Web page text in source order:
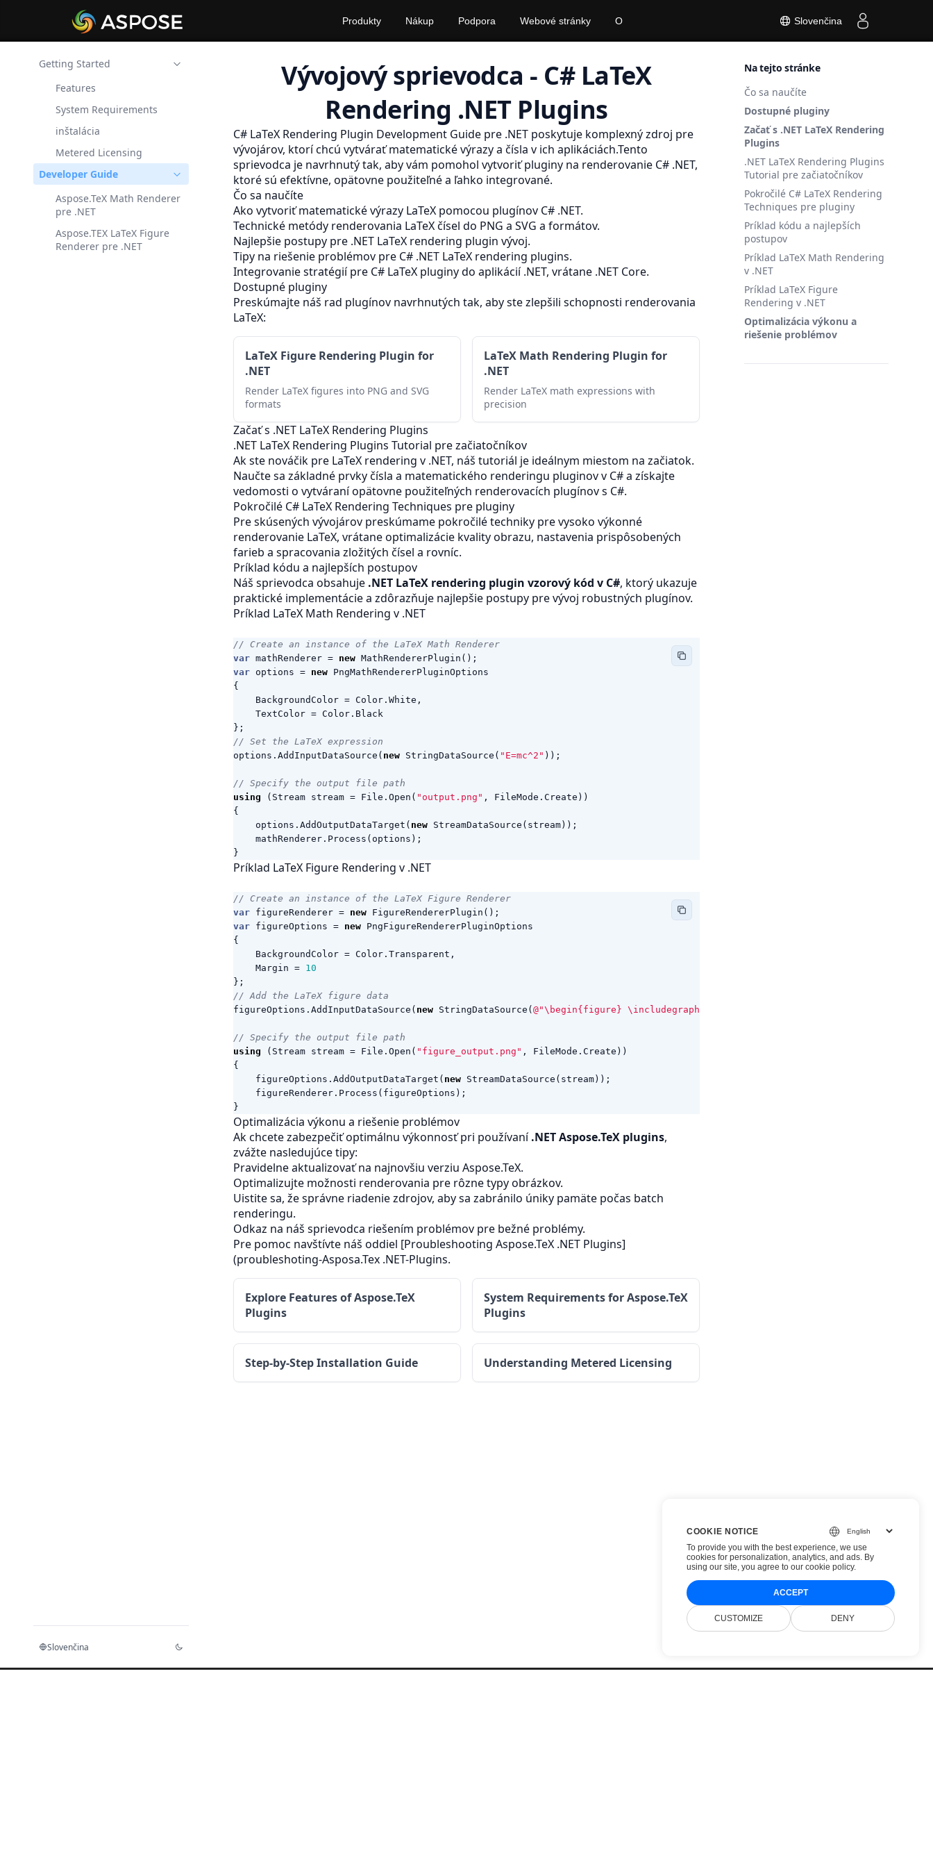
Slovenčina
Produkty Nákup Podpora Webové stránky O
Getting Started
Features
System Requirements
inštalácia
Metered Licensing
Developer Guide
Aspose.TeX Math Renderer
pre .NET
Aspose.TEX LaTeX Figure
Renderer pre .NET
Slovenčina
Na tejto stránke
Čo sa naučíte
Dostupné pluginy
Začať s .NET LaTeX Rendering
Plugins
.NET LaTeX Rendering Plugins
Tutorial pre začiatočníkov
Pokročilé C# LaTeX Rendering
Techniques pre pluginy
Príklad kódu a najlepších
postupov
Príklad LaTeX Math Rendering
v .NET
Príklad LaTeX Figure
Rendering v .NET
Optimalizácia výkonu a
riešenie problémov
Vývojový sprievodca - C# LaTeX
Rendering .NET Plugins
C# LaTeX Rendering Plugin Development Guide pre .NET poskytuje komplexný zdroj pre
vývojárov, ktorí chcú vytvárať matematické výrazy a čísla v ich aplikáciách.Tento
sprievodca je navrhnutý tak, aby vám pomohol vytvoriť pluginy na renderovanie C# .NET,
ktoré sú efektívne, opätovne použiteľné a ľahko integrované.
Čo sa naučíte
Ako vytvoriť matematické výrazy LaTeX pomocou plugínov C# .NET.
Technické metódy renderovania LaTeX čísel do PNG a SVG a formátov.
Najlepšie postupy pre .NET LaTeX rendering plugin vývoj.
Tipy na riešenie problémov pre C# .NET LaTeX rendering plugins.
Integrovanie stratégií pre C# LaTeX pluginy do aplikácií .NET, vrátane .NET Core.
Dostupné pluginy
Preskúmajte náš rad plugínov navrhnutých tak, aby ste zlepšili schopnosti renderovania
LaTeX:
LaTeX Figure Rendering Plugin for
.NET
Render LaTeX figures into PNG and SVG
formats
LaTeX Math Rendering Plugin for
.NET
Render LaTeX math expressions with
precision
Začať s .NET LaTeX Rendering Plugins
.NET LaTeX Rendering Plugins Tutorial pre začiatočníkov
Ak ste nováčik pre LaTeX rendering v .NET, náš tutoriál je ideálnym miestom na začiatok.
Naučte sa základné prvky čísla a matematického renderingu pluginov v C# a získajte
vedomosti o vytváraní opätovne použiteľných renderovacích plugínov s C#.
Pokročilé C# LaTeX Rendering Techniques pre pluginy
Pre skúsených vývojárov preskúmame pokročilé techniky pre vysoko výkonné
renderovanie LaTeX, vrátane optimalizácie kvality obrazu, nastavenia prispôsobených
farieb a spracovania zložitých čísel a rovníc.
Príklad kódu a najlepších postupov
Náš sprievodca obsahuje .NET LaTeX rendering plugin vzorový kód v C#, ktorý ukazuje
praktické implementácie a zdôrazňuje najlepšie postupy pre vývoj robustných plugínov.
Príklad LaTeX Math Rendering v .NET
// Create an instance of the LaTeX Math Renderer
var mathRenderer = new MathRendererPlugin ();
var options = new PngMathRendererPluginOptions
{
BackgroundColor = Color . White ,
TextColor = Color . Black
};
// Set the LaTeX expression
options . AddInputDataSource ( new StringDataSource ( "E=mc^2" ));
// Specify the output file path
using
( Stream stream = File . Open ( "output.png" , FileMode . Create ))
{
options . AddOutputDataTarget ( new StreamDataSource ( stream ));
mathRenderer . Process ( options );
}
Príklad LaTeX Figure Rendering v .NET
// Create an instance of the LaTeX Figure Renderer
var figureRenderer = new FigureRendererPlugin ();
var figureOptions = new PngFigureRendererPluginOptions
{
BackgroundColor = Color . Transparent ,
Margin = 10
};
// Add the LaTeX figure data
figureOptions . AddInputDataSource ( new StringDataSource ( @"\begin{figure} \includegraphics{example.jpg} \end{figure}"
// Specify the output file path
using
( Stream stream = File . Open ( "figure_output.png" , FileMode . Create ))
{
figureOptions . AddOutputDataTarget ( new StreamDataSource ( stream ));
figureRenderer . Process ( figureOptions );
}
Optimalizácia výkonu a riešenie problémov
Ak chcete zabezpečiť optimálnu výkonnosť pri používaní.NET Aspose.TeX plugins,
zvážte nasledujúce tipy:
Pravidelne aktualizovať na najnovšiu verziu Aspose.TeX.
Optimalizujte možnosti renderovania pre rôzne typy obrázkov.
Uistite sa, že správne riadenie zdrojov, aby sa zabránilo úniky pamäte počas batch
renderingu.
Odkaz na náš sprievodca riešením problémov pre bežné problémy.
Pre pomoc navštívte náš oddiel [Proubleshooting Aspose.TeX .NET Plugins]
(proubleshoting-Asposa.Tex .NET-Plugins.
Explore Features of Aspose.TeX
Plugins
System Requirements for Aspose.TeX
Plugins
Step-by-Step Installation Guide Understanding Metered Licensing
COOKIE NOTICE
To provide you with the best experience, we use
cookies for personalization, analytics, and ads. By
using our site, you agree to our cookie policy.
ACCEPT
CUSTOMIZE DENY